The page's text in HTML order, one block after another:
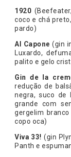
1920
coco e chá
pardo)
Al Capone (gin
Luxardo,
palito e gelo
Gin de la
redução de
negra, suco de
grande com
gergelim
copo oca)
Viva 33! (gin
Panth e